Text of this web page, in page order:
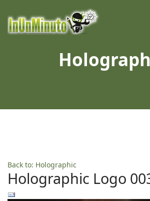
Back to: Holographic
Holographic Logo